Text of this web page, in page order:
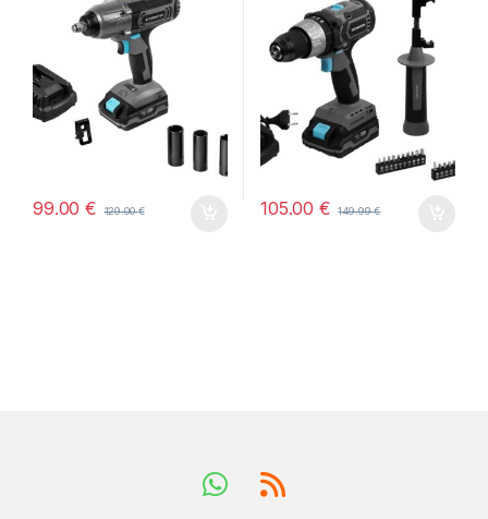
99.00€ 129.00€ 105.00€ 149.99€